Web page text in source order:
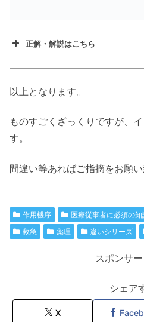
正解・解説はこちら
以上となります。
ものすごくざっくりですが、
す。
間違い等あればご指摘をお願い
作用機序 医療従事者に必須の知
救急
薬理 違いシリーズ
スポンサ
シェア
X